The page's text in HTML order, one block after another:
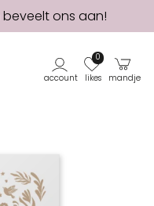
GRATIS
account likes
0
mandje